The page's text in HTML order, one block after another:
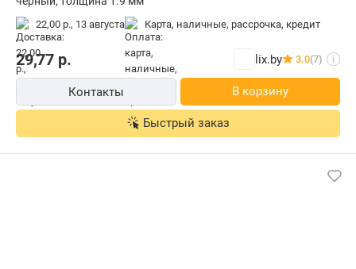
22,00 р., 13 августа карта, наличные, рассрочка, кредит
29,77 р. lix.by 3.0(7) i
Контакты В корзину
Быстрый заказ